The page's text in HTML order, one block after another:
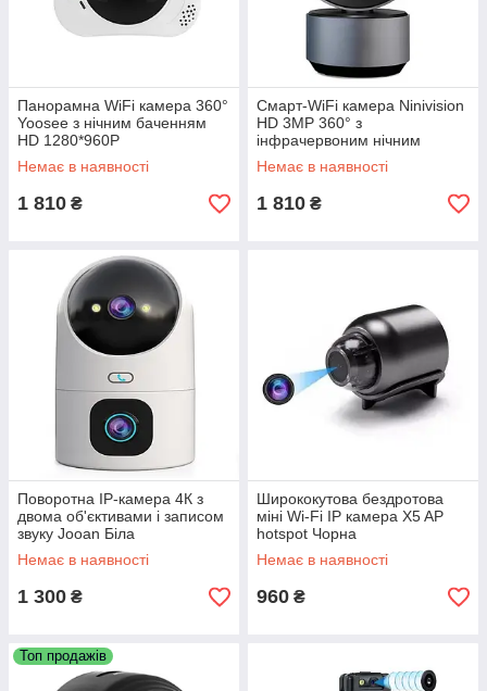
Панорамна WiFi камера 360°
Yoosee з нічним баченням
HD 1280*960P
Немає в наявності
1 810 ₴
Смарт-WiFi камера Ninivision
HD 3MP 360° з
інфрачервоним нічним
баченням та датчиком руху
Немає в наявності
1 810 ₴
Поворотна IP-камера 4К з
двома об'єктивами і записом
звуку Jooan Біла
Немає в наявності
1 300 ₴
Ширококутова бездротова
міні Wi-Fi IP камера X5 AP
hotspot Чорна
Немає в наявності
960 ₴
Топ продажів